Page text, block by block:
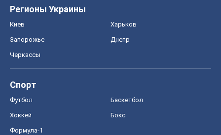
Регионы Украины
Киев Харьков
Запорожье Днепр
Черкассы
Спорт
Футбол Баскетбол
Хоккей Бокс
Формула-1